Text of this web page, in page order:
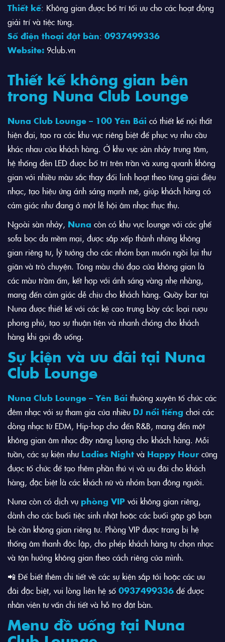
Thiết kế: Không gian được bố trí tối ưu cho các hoạt động
giải trí và tiệc tùng.
Số điện thoại đặt bàn: 0937499336
Website: 9club.vn
Thiết kế không gian bên
trong Nuna Club Lounge
Nuna Club Lounge – 100 Yên Bái có thiết kế nội thất
hiện đại, tạo ra các khu vực riêng biệt để phục vụ nhu cầu
khác nhau của khách hàng. Ở khu vực sàn nhảy trung tâm,
hệ thống đèn LED được bố trí trên trần và xung quanh không
gian với nhiều màu sắc thay đổi linh hoạt theo từng giai điệu
nhạc, tạo hiệu ứng ánh sáng mạnh mẽ, giúp khách hàng có
cảm giác như đang ở một lễ hội âm nhạc thực thụ.
Ngoài sàn nhảy, Nuna còn có khu vực lounge với các ghế
sofa bọc da mềm mại, được sắp xếp thành những không
gian riêng tư, lý tưởng cho các nhóm bạn muốn ngồi lại thư
giãn và trò chuyện. Tông màu chủ đạo của không gian là
các màu trầm ấm, kết hợp với ánh sáng vàng nhẹ nhàng,
mang đến cảm giác dễ chịu cho khách hàng. Quầy bar tại
Nuna được thiết kế với các kệ cao trưng bày các loại rượu
phong phú, tạo sự thuận tiện và nhanh chóng cho khách
hàng khi gọi đồ uống.
Sự kiện và ưu đãi tại Nuna
Club Lounge
Nuna Club Lounge – Yên Bái thường xuyên tổ chức các
đêm nhạc với sự tham gia của nhiều DJ nổi tiếng chơi các
dòng nhạc từ EDM, Hip-hop cho đến R&B, mang đến một
không gian âm nhạc đầy năng lượng cho khách hàng. Mỗi
tuần, các sự kiện như Ladies Night và Happy Hour cũng
được tổ chức để tạo thêm phần thú vị và ưu đãi cho khách
hàng, đặc biệt là các khách nữ và nhóm bạn đông người.
Nuna còn có dịch vụ phòng VIP với không gian riêng,
dành cho các buổi tiệc sinh nhật hoặc các buổi gặp gỡ bạn
bè cần không gian riêng tư. Phòng VIP được trang bị hệ
thống âm thanh độc lập, cho phép khách hàng tự chọn nhạc
và tận hưởng không gian theo cách riêng của mình.
📲 Để biết thêm chi tiết về các sự kiện sắp tới hoặc các ưu
đãi đặc biệt, vui lòng liên hệ số 0937499336 để được
nhân viên tư vấn chi tiết và hỗ trợ đặt bàn.
Menu đồ uống tại Nuna